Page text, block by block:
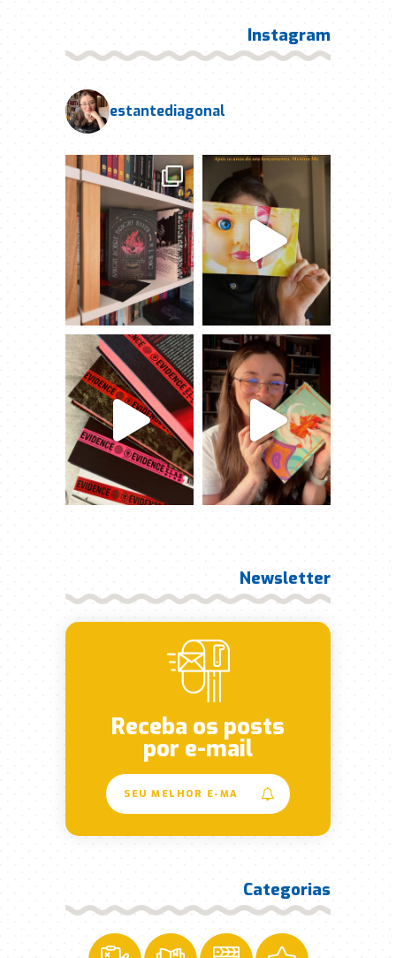
Instagram
estantediagonal
Newsletter
Receba os posts
por e-mail
Categorias